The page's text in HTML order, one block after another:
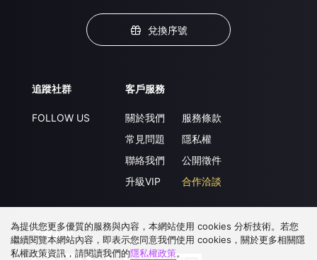
兌換序號
追蹤社群
FOLLOW US
客戶服務
關於我們
常見問題
聯絡我們
升級VIP
服務條款
隱私權
公開徵件
合作洽談
下載 APP
為提供您更多優質的服務與內容，本網站使用 cookies 分析技術。若您
繼續閱覽本網站內容，即表示您同意我們使用 cookies，關於更多相關隱
私權政策資訊，請閱讀我們的隱私權政策。